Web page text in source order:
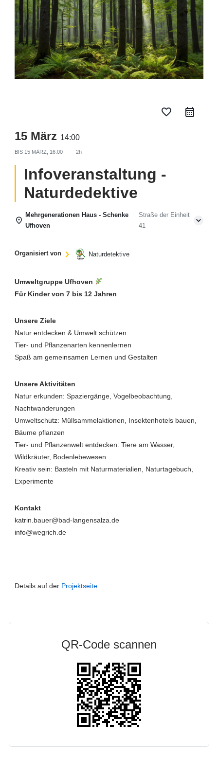
favorite_border
15 März 14:00
BIS 15 MÄRZ, 16:00 2h
Infoveranstaltung -
Naturdedektive
Mehrgenerationen Haus - Schenke
Ufhoven
Straße der Einheit
41
Organisiert von Naturdetektive
Umweltgruppe Ufhoven
Für Kinder von 7 bis 12 Jahren
Unsere Ziele
Natur entdecken & Umwelt schützen
Tier- und Pflanzenarten kennenlernen
Spaß am gemeinsamen Lernen und Gestalten
Unsere Aktivitäten
Natur erkunden: Spaziergänge, Vogelbeobachtung,
Nachtwanderungen
Umweltschutz: Müllsammelaktionen, Insektenhotels bauen,
Bäume pflanzen
Tier- und Pflanzenwelt entdecken: Tiere am Wasser,
Wildkräuter, Bodenlebewesen
Kreativ sein: Basteln mit Naturmaterialien, Naturtagebuch,
Experimente
Kontakt
katrin.bauer@bad-langensalza.de
info@wegrich.de
Details auf der Projektseite
QR-Code scannen